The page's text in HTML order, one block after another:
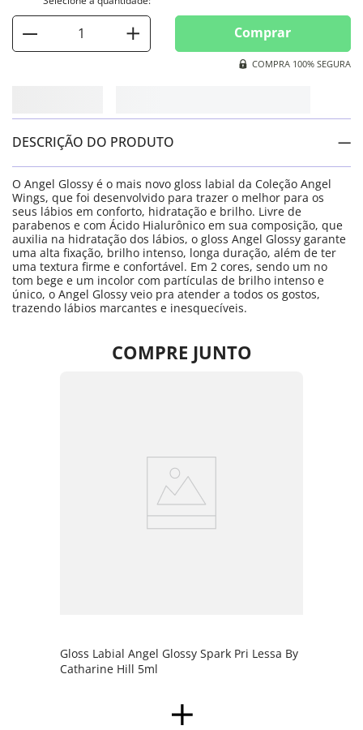
Comprar
COMPRA 100% SEGURA
DESCRIÇÃO DO PRODUTO
O Angel Glossy é o mais novo gloss labial da Coleção Angel
Wings, que foi desenvolvido para trazer o melhor para os
seus lábios em conforto, hidratação e brilho. Livre de
parabenos e com Ácido Hialurônico em sua composição, que
auxilia na hidratação dos lábios, o gloss Angel Glossy garante
uma alta fixação, brilho intenso, longa duração, além de ter
uma textura firme e confortável. Em 2 cores, sendo um no
tom bege e um incolor com partículas de brilho intenso e
único, o Angel Glossy veio pra atender a todos os gostos,
trazendo lábios marcantes e inesquecíveis.
COMPRE JUNTO
Gloss Labial Angel Glossy Spark Pri Lessa By
Catharine Hill 5ml